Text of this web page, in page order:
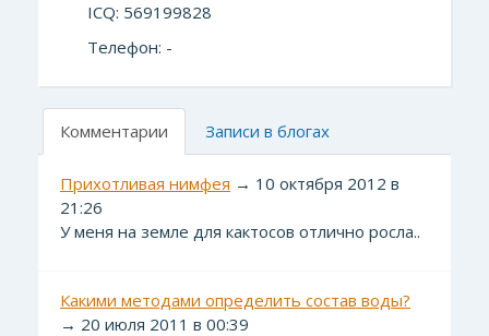
ICQ: 569199828
Телефон: -
Комментарии Записи в блогах
Прихотливая нимфея → 10 октября 2012 в
21:26
У меня на земле для кактосов отлично росла..
Какими методами определить состав воды?
→ 20 июля 2011 в 00:39